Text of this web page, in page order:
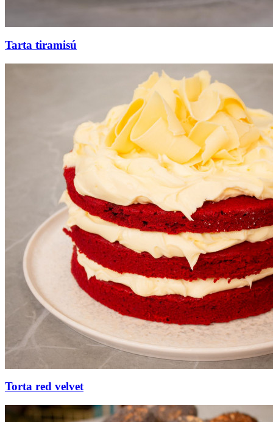
Tarta tiramisú
Torta red velvet